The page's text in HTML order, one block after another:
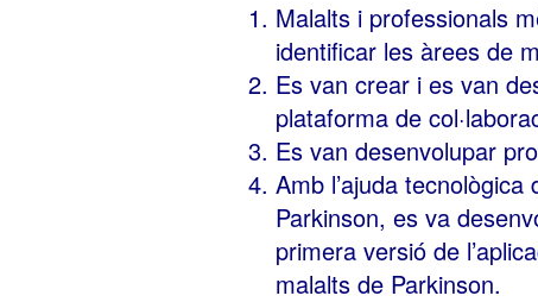
Malalts i professionals
identificar les àrees de
Es van crear i es van
plataforma de
Es van desenvolupar
Amb l’ajuda
Parkinson, es va
primera versió de
malalts de Parkinson.